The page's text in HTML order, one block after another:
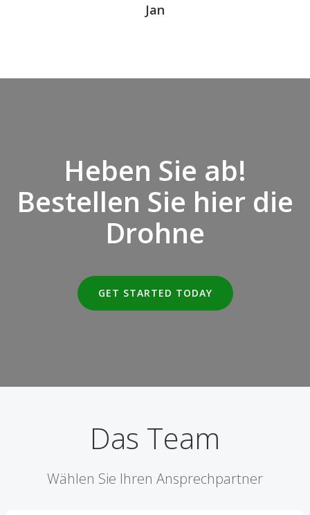
Jan
Heben Sie ab!
Bestellen Sie hier die
Drohne
GET STARTED TODAY
Das Team
Wählen Sie Ihren Ansprechpartner